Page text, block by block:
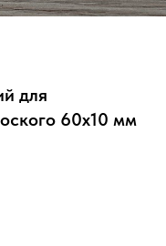
для
60х10 мм